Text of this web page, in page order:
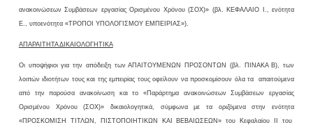
ανακοινώσεων Συμβάσεων εργασίας Ορισμένου Χρόνου (ΣΟΧ)» (βλ. ΚΕΦΑΛΑΙΟ
., ενότητα
Ε., υποενότητα «ΤΡΟΠΟΙ ΥΠΟΛΟΓΙΣΜΟΥ ΕΜΠΕΙΡΙΑΣ»).
ΑΠΑΡΑΙΤΗΤΑ ΔΙΚΑΙΟΛΟΓΗΤΙΚΑ
Οι υποψήφιοι για την απόδειξη των ΑΠΑΙΤΟΥΜΕΝΩΝ ΠΡΟΣΟΝΤΩΝ (βλ. ΠΙΝΑΚΑ Β), των
λοιπών ιδιοτήτων τους και της εμπειρίας τους οφείλουν να προσκομίσουν όλα τα
απαιτούμενα
από την παρούσα ανακοίνωση και το «Παράρτημα ανακοινώσεων Συμβάσεων εργασίας
Ορισμένου Χρόνου (ΣΟΧ)» δικαιολογητικά, σύμφωνα με τα οριζόμενα στην ενότητα
«ΠΡΟΣΚΟΜΙΣΗ ΤΙΤΛΩΝ, ΠΙΣΤΟΠΟΙΗΤΙΚΩΝ ΚΑΙ ΒΕΒΑΙΩΣΕΩΝ» του Κεφαλαίου ΙΙ του